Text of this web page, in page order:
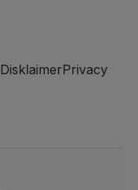
DisklaimerPrivacy